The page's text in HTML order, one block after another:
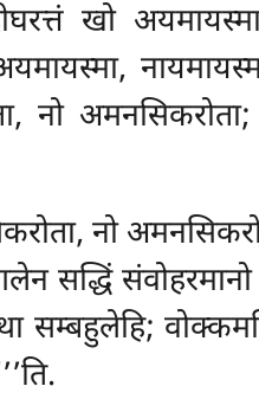
खो
नो
नो
सद्धिं
सम्बहुलेहि;